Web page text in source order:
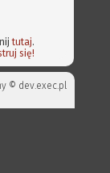
tutaj.
się!
© dev.exec.pl